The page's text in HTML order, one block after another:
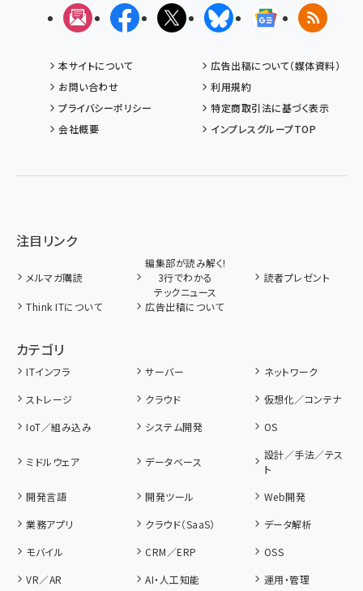
メルマガFacebookX(エックス)BlueskyGoogleニュ
RSS
本サイトについて
広告出稿について（媒体資料）
お問い合わせ
利用規約
プライバシーポリシー
特定商取引法に基づく表示
会社概要
インプレスグループTOP
注目リンク
メルマガ購読
編集部が読み解く!
3行でわかる
テックニュース
読者プレゼント
Think ITについて 広告出稿について
カテゴリ
ITインフラ サーバー
ネットワーク
ストレージ
クラウド
仮想化／コンテナ
IoT／組み込み
システム開発 OS
ミドルウェア データベース
設計／手法／テス
ト
開発言語
開発ツール
Web開発
業務アプリ
クラウド（SaaS）
データ解析
モバイル
CRM／ERP
OSS
VR／AR
AI・人工知能
運用・管理